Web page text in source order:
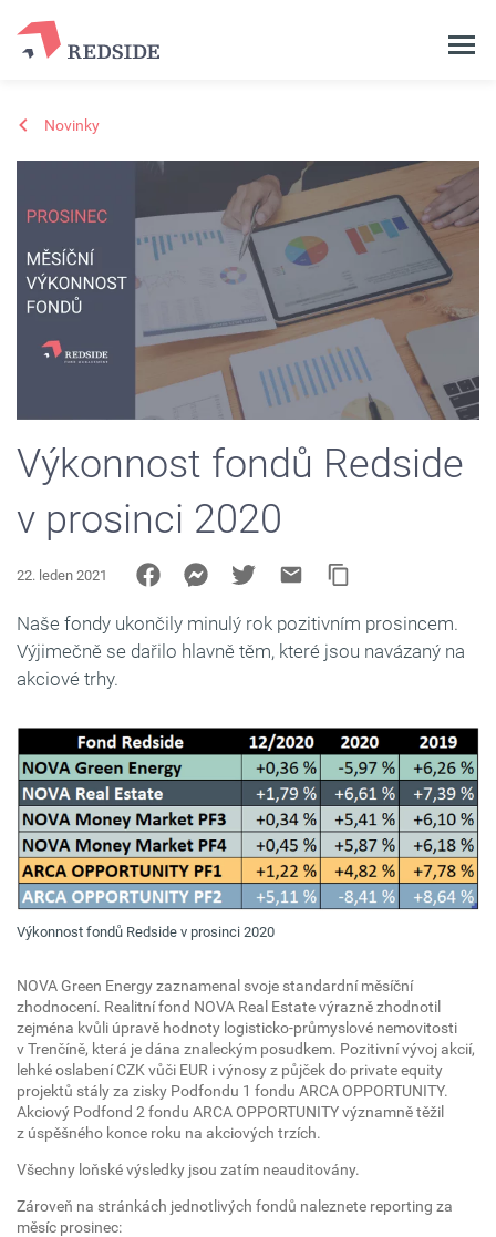
Novinky
Výkonnost fondů Redside
v prosinci 2020
22. leden 2021
Naše fondy ukončily minulý rok pozitivním prosincem.
Výjimečně se dařilo hlavně těm, které jsou navázaný na
akciové trhy.
Výkonnost fondů Redside v prosinci 2020
NOVA Green Energy zaznamenal svoje standardní měsíční
zhodnocení. Realitní fond NOVA Real Estate výrazně zhodnotil
zejména kvůli úpravě hodnoty logisticko-průmyslové nemovitosti
v Trenčíně, která je dána znaleckým posudkem. Pozitivní vývoj akcií,
lehké oslabení CZK vůči EUR i výnosy z půjček do private equity
projektů stály za zisky Podfondu 1 fondu ARCA OPPORTUNITY.
Akciový Podfond 2 fondu ARCA OPPORTUNITY významně těžil
z úspěšného konce roku na akciových trzích.
Všechny loňské výsledky jsou zatím neauditovány.
Zároveň na stránkách jednotlivých fondů naleznete reporting za
měsíc prosinec: